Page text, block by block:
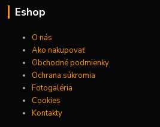
Eshop
O nás
Ako nakupovať
Obchodné podmienky
Ochrana súkromia
Fotogaléria
Cookies
Kontakty